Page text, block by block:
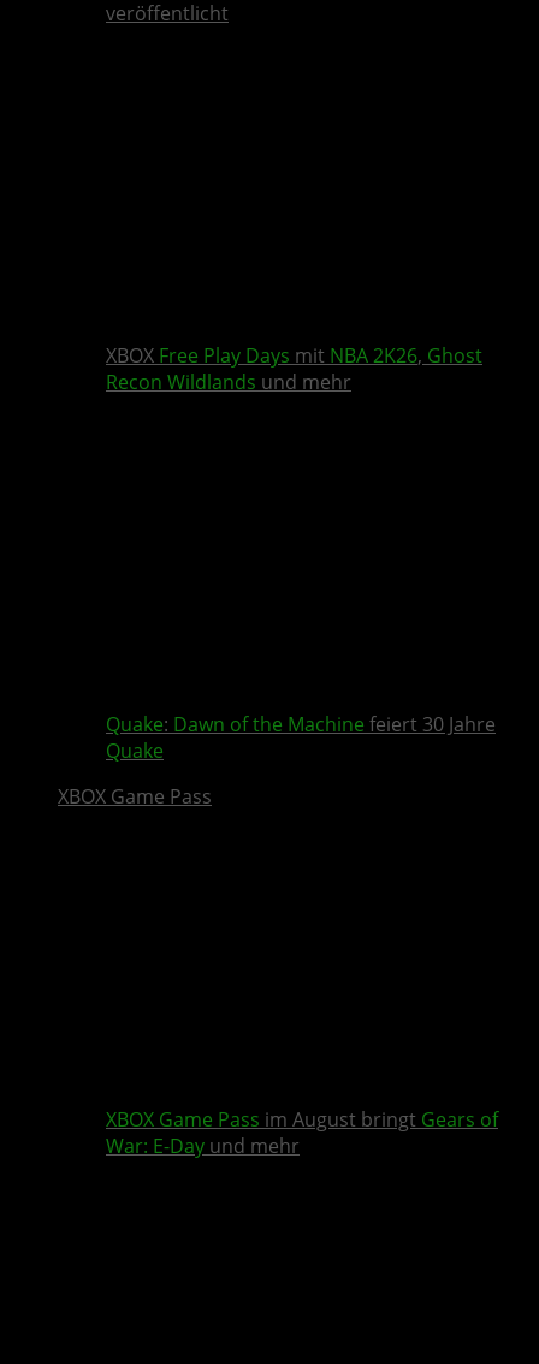
veröffentlicht
XBOX Free Play Days mit NBA 2K26, Ghost
Recon Wildlands und mehr
Quake: Dawn of the Machine feiert 30 Jahre
Quake
XBOX Game Pass
XBOX Game Pass im August bringt Gears of
War: E-Day und mehr